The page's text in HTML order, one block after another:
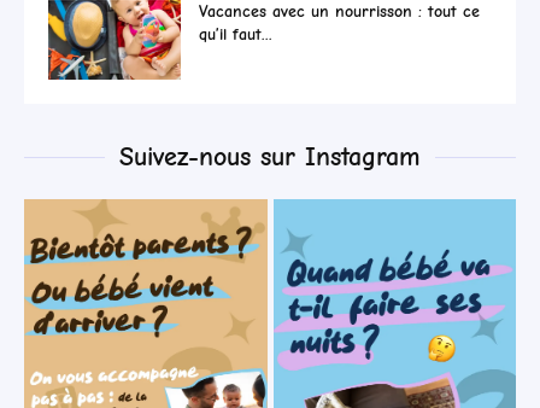
Vacances avec un nourrisson : tout ce
qu’il faut...
Suivez-nous sur Instagram